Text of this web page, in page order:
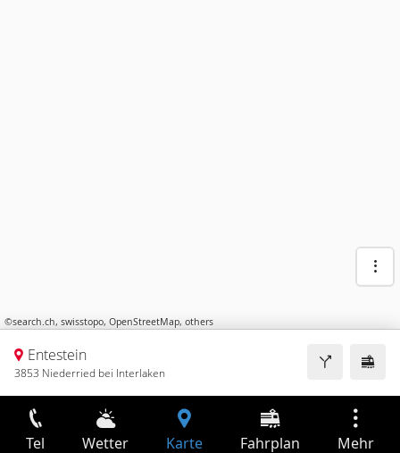
©search.ch, swisstopo, OpenStreetMap, others
Entestein
3853 Niederried bei Interlaken
Tel Wetter Karte Fahrplan Mehr